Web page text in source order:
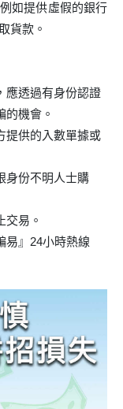
如提供虛假的銀行
貨款。
應透過有身份認證
的機會。
提供的入數單據或
身份不明人士購
交易。
易』24小時熱線